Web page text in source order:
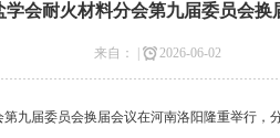
学会耐火材料分会第九届委员会换
来自： | 2026-06-02
九届委员会换届会议在河南洛阳隆重举行，